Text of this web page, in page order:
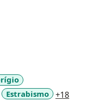
Estrabismo +18